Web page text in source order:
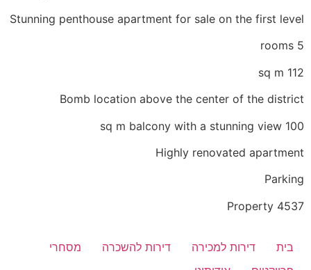
Stunning penthouse apartment for sale on the first level
5 rooms
112 sq m
Bomb location above the center of the district
100 sq m balcony with a stunning view
Highly renovated apartment
Parking
Property 4537
בית דירות למכירה דירות להשכרה
מסחרי